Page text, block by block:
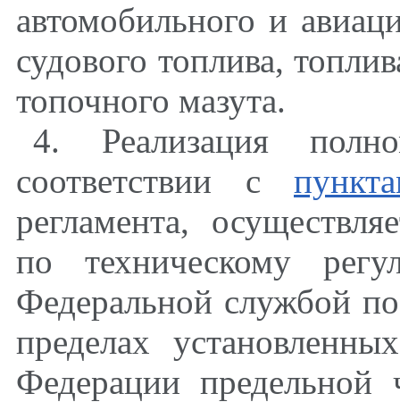
автомобильного и
судового топлива,
топочного мазута.
4. Реализация
соответствии с
регламента,
по техническому
Федеральной службой
пределах
Федерации